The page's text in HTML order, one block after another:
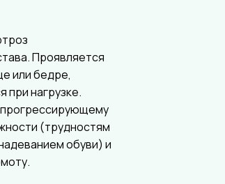
Проявляется
или бедре,
при нагрузке.
(трудностям
обуви) и